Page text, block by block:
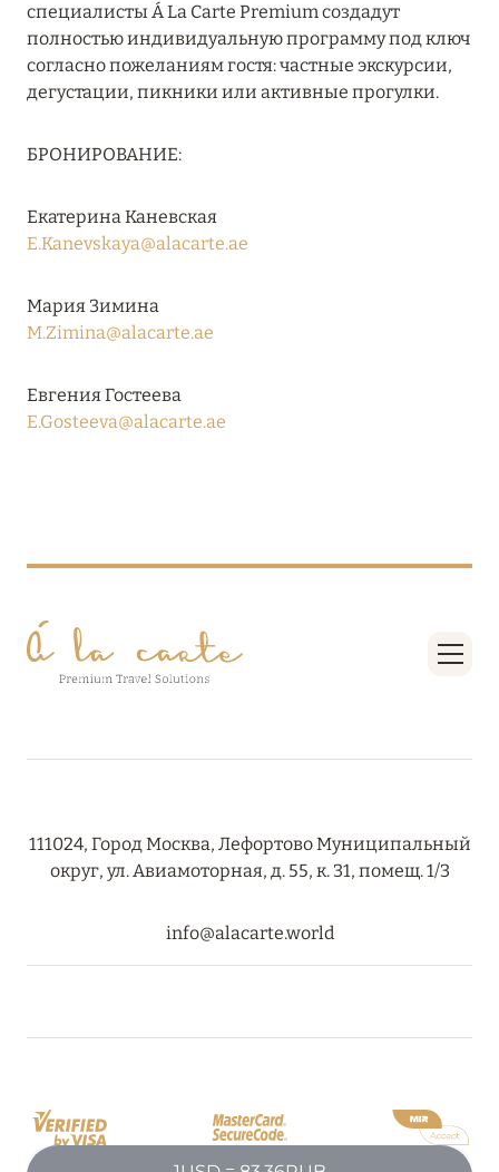
SIX SENSES HOTELS RESORTS SPAS: ОАЗИС
КОМФОРТА, ЗДОРОВЬЯ И ГАРМОНИЧНОГО
FOUR SEASONS RESORT MALDIVES: ЛЕТОМ
Подробнее
04 июня 2024
PEACEFUL WEEKEND С ВИКОЙ ГАЗИНСКОЙ В
16 мая 2024
БРОНИРОВАНИЕ
Подробнее
23 апреля 2024
Подробнее
WALDORF ASTORIA SEYCHELLES PLATTE
специалисты Á La Carte Premium создадут
полностью индивидуальную программу под ключ
согласно пожеланиям гостя: частные экскурсии,
дегустации, пикники или активные прогулки.
БРОНИРОВАНИЕ:
Екатерина Каневская
E.Kanevskaya@alacarte.ae
Мария Зимина
M.Zimina@alacarte.ae
Евгения Гостеева
E.Gosteeva@alacarte.ae
111024, Город Москва, Лефортово Муниципальный
округ, ул. Авиамоторная, д. 55, к. 31, помещ. 1/3
info@alacarte.world